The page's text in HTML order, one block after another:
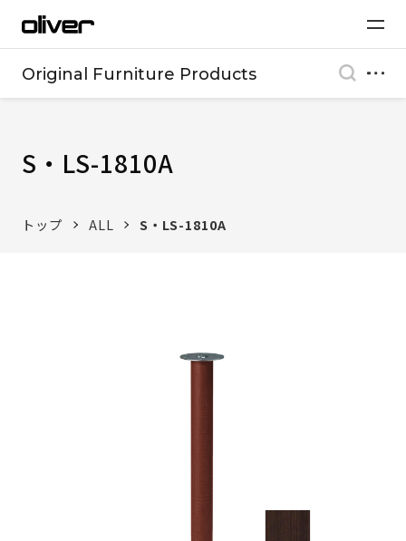
Original Furniture Products
S・LS-1810A
トップ ALL S・LS-1810A